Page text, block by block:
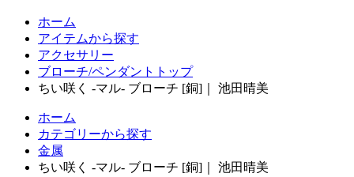
ホーム
アイテムから探す
アクセサリー
ブローチ/ペンダントトップ
ちい咲く -マル- ブローチ [銅]｜ 池田晴美
ホーム
カテゴリーから探す
金属
ちい咲く -マル- ブローチ [銅]｜ 池田晴美